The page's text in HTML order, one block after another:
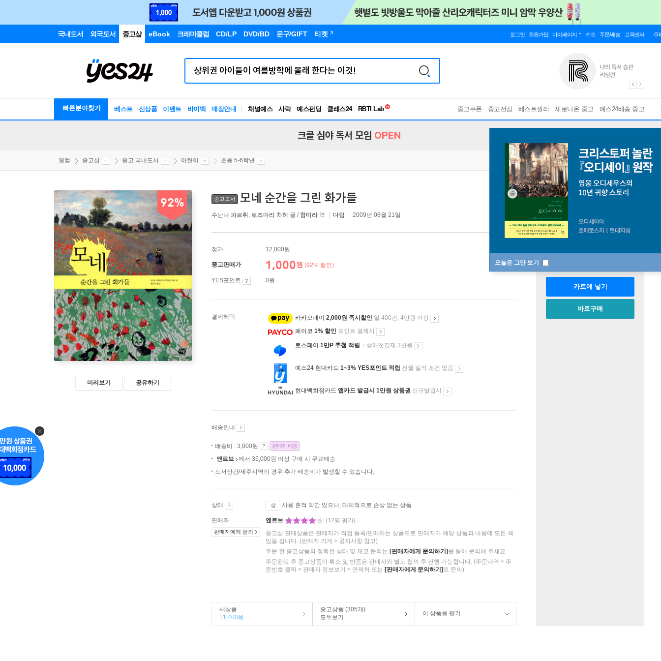
국내도서 외국도서 중고샵 eBook 크레마클럽 CD/LP DVD/BD 문구/GIFT 티켓 로그인 회원가입 마이페이지 카트 주문/배송 고객센터
빠른분야찾기 베스트 신상품 이벤트 바이백 매장안내 채널예스 사락 예스펀딩 클래스24
독서유형검사
중고쿠폰 중고전집 베스트셀러 새로나온 중고 예스24배송 중고
오늘은 그만 보기
크클 심야 독서 모임 OPEN
웰컴 중고샵 중고 국내도서 어린이 초등 5-6학년
92%
미리보기 공유하기
중고도서 모네 순간을 그린 화가들
수난나 파르취 , 로즈마리 차허 글 / 함미라 역 다림 2009년 08월 21일
정가 12,000원
중고판매가 1,000원 (92% 할인)
YES포인트 0원
결제혜택 카카오페이 2,000원 즉시할인 일 400건, 4만원 이상
페이코 1% 할인 포인트 결제시
토스페이 1만P 추첨 적립 + 생애첫결제 3천원
예스24 현대카드 1~3% YES포인트 적립 전월 실적 조건 없음
현대백화점카드 앱카드 발급시 1만원 상품권 신규발급시
배송안내
배송비 : 3,000원 판매자 배송
엔르브
에서 35,000원 이상 구매 시 무료배송
도서산간/제주지역의 경우 추가 배송비가 발생할 수 있습니다.
상태 상 사용 흔적 약간 있으나, 대체적으로 손상 없는 상품
판매자
판매자에게 문의
엔르브
(12명 평가)
중고샵 판매상품은 판매자가 직접 등록/판매하는 상품으로 판매자가 해당 상품과 내용에 모든 책
임을 집니다. (판매자 가게 > 공지사항 참고)
주문 전 중고상품의 정확한 상태 및 재고 문의는 [판매자에게 문의하기] 를 통해 문의해 주세요.
주문완료 후 중고상품의 취소 및 반품은 판매자와 별도 협의 후 진행 가능합니다. (주문내역 > 주
문번호 클릭 > 판매자 정보보기 > 연락처 또는 [판매자에게 문의하기] 로 문의)
새상품
11,400원
중고상품 (305개)
모두보기
이 상품을 팔기
수량
카트에 넣기
바로구매